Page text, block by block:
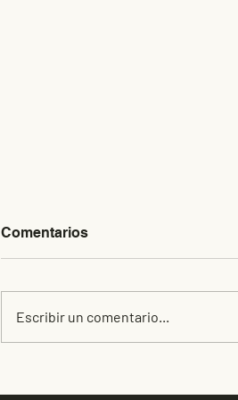
ingeniería
Comentarios
Escribir un comentario...